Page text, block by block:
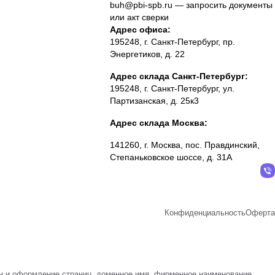
buh@pbi-spb.ru — запросить документы
или акт сверки
Адрес офиса:
195248, г. Санкт-Петербург, пр.
Энергетиков, д. 22
Адрес склада Санкт-Петербург:
195248, г. Санкт-Петербург, ул.
Партизанская, д. 25к3
Адрес склада Москва:
141260, г. Москва, пос. Правдинский,
Степаньковское шоссе, д. 31А
КонфиденциальностьОферта